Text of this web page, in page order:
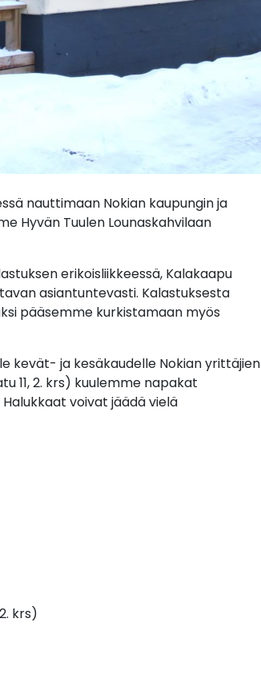
nauttimaan Nokian kaupungin ja
Hyvän Tuulen Lounaskahvilaan
erikoisliikkeessä, Kalakaapu
asiantuntevasti. Kalastuksesta
pääsemme kurkistamaan myös
kevät- ja kesäkaudelle Nokian yrittäjien
11, 2. krs) kuulemme napakat
voivat jäädä vielä
krs)